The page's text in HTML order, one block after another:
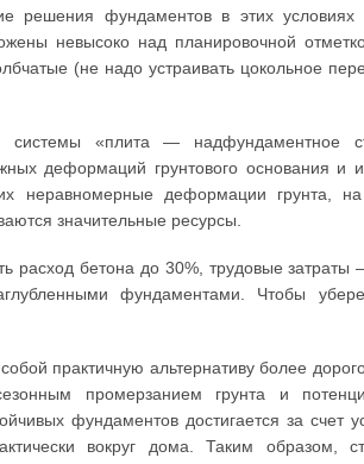
решения фундаментов в этих условиях
невысоко над планировочной
(не надо устраивать цокольное
системы «плита — надфундаментное
деформаций грунтового основания и
неравномерные деформации грунта,
значительные ресурсы.
расход бетона до 30%, трудовые
фундаментами. Чтобы
практичную альтернативу более
промерзанием грунта и
фундаментов достигается за счет
вокруг дома. Таким образом,